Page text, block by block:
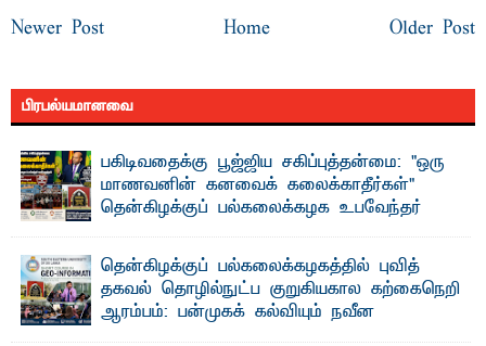
Newer Post Older Post
Home
பிரபல்யமானவை
பகிடிவதைக்கு பூஜ்ஜிய சகிப்புத்தன்மை: "ஒரு
மாணவனின் கனவைக் கலைக்காதீர்கள்" –
தென்கிழக்குப் பல்கலைக்கழக உபவேந்தர்
"ஒ ரு மாணவனின் அல்லது மாணவியின் கனவு என்னால்
கலைக்கப்படாது" என்ற உறுதியை ஒவ்வொரு மாணவரும் ...
தென்கிழக்குப் பல்கலைக்கழகத்தில் புவித்
தகவல் தொழில்நுட்ப குறுகியகால கற்கைநெறி
ஆரம்பம்: பன்முகக் கல்வியும் நவீன